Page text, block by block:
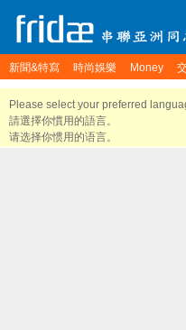
新聞&特寫 時尚娛樂 Money
Please select your preferred
請選擇你慣用的語言。
请选择你惯用的语言。